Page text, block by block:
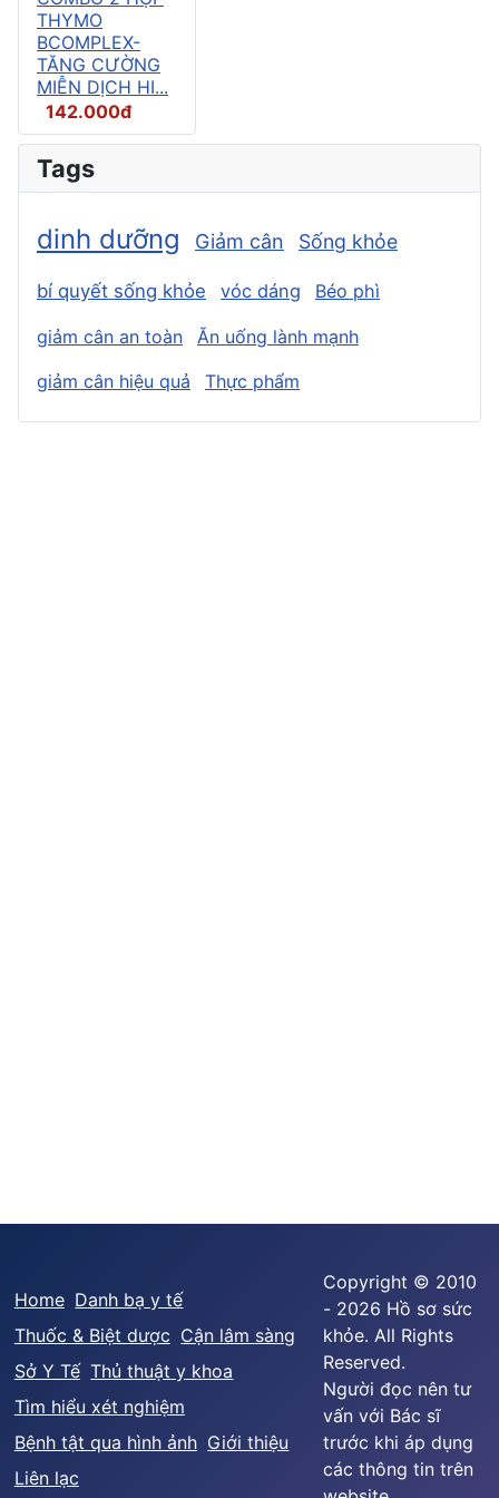
THYMO
BCOMPLEX-
TĂNG CƯỜNG
MIỄN DỊCH HI...
142.000đ
Tags
dinh dưỡng Giảm cân Sống khỏe
bí quyết sống khỏe vóc dáng Béo phì
giảm cân an toàn
Ăn uống lành mạnh
giảm cân hiệu quả
Thực phẩm
Home Danh bạ y tế
Thuốc & Biệt dược Cận lâm sàng
Sở Y Tế Thủ thuật y khoa
Tìm hiểu xét nghiệm
Bệnh tật qua hình ảnh Giới thiệu
Liên lạc
Copyright © 2010
- 2026 Hồ sơ sức
khỏe. All Rights
Reserved.
Người đọc nên tư
vấn với Bác sĩ
trước khi áp dụng
các thông tin trên